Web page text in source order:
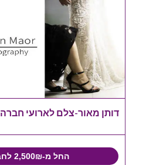
דותן מאור-צלם לארועי חברה
החל מ-2,500₪ לחבילת צילום